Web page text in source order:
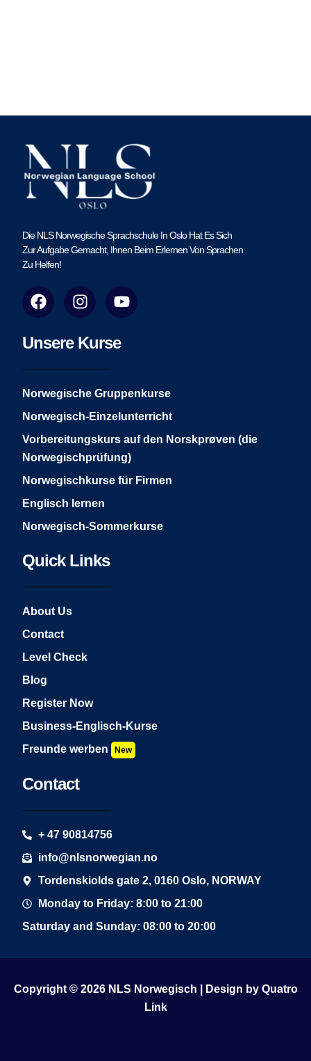
Die NLS Norwegische Sprachschule In Oslo Hat Es Sich
Zur Aufgabe Gemacht, Ihnen Beim Erlernen Von Sprachen
Zu Helfen!
F
a
e
o
o
I
n
t
g
r
m
Y
o
t
e
Unsere Kurse
Norwegische Gruppenkurse
Norwegisch-Einzelunterricht
Vorbereitungskurs auf den Norskprøven (die
Norwegischprüfung)
Norwegischkurse für Firmen
Englisch lernen
Norwegisch-Sommerkurse
Quick Links
About Us
Contact
Level Check
Blog
Register Now
Business-Englisch-Kurse
Freunde werben
New
Contact
+ 47 90814756
info@nlsnorwegian.no
Tordenskiolds gate 2, 0160 Oslo, NORWAY
Monday to Friday: 8:00 to 21:00
Saturday and Sunday: 08:00 to 20:00
Copyright © 2026 NLS Norwegisch | Design by Quatro
Link